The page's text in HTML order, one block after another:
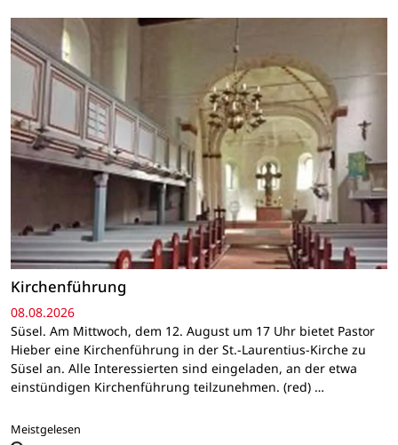
Kirchenführung
08.08.2026
Süsel. Am Mittwoch, dem 12. August um 17 Uhr bietet Pastor
Hieber eine Kirchenführung in der St.-Laurentius-Kirche zu
Süsel an. Alle Interessierten sind eingeladen, an der etwa
einstündigen Kirchenführung teilzunehmen. (red) …
Meistgelesen